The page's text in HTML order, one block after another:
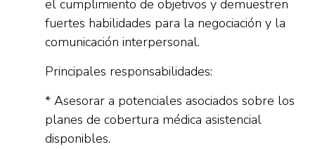
el cumplimiento de objetivos y demuestren
fuertes habilidades para la negociación y la
comunicación interpersonal.
Principales responsabilidades:
* Asesorar a potenciales asociados sobre los
planes de cobertura médica asistencial
disponibles.